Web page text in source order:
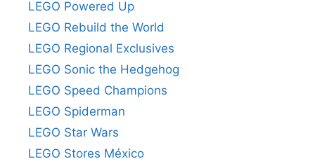
LEGO Powered Up
LEGO Rebuild the World
LEGO Regional Exclusives
LEGO Sonic the Hedgehog
LEGO Speed Champions
LEGO Spiderman
LEGO Star Wars
LEGO Stores México